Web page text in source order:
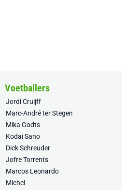
Voetballers
Jordi Cruijff
Marc-André ter Stegen
Mika Godts
Kodai Sano
Dick Schreuder
Jofre Torrents
Marcos Leonardo
Míchel